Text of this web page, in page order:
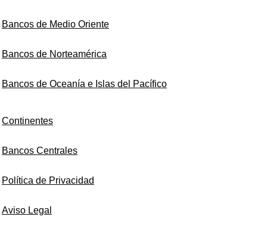
Bancos de Medio Oriente
Bancos de Norteamérica
Bancos de Oceanía e Islas del Pacífico
Continentes
Bancos Centrales
Política de Privacidad
Aviso Legal